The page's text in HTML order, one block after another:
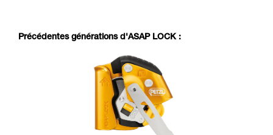
Précédentes générations d'ASAP LOCK :